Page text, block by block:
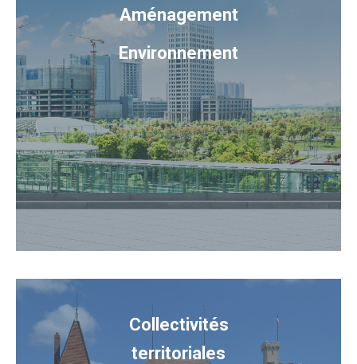
Aménagement
Environnement
Collectivités
territoriales